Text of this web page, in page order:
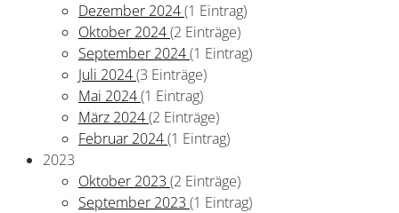
Dezember 2024(1 Eintrag)
Oktober 2024(2 Einträge)
September 2024(1 Eintrag)
Juli 2024(3 Einträge)
Mai 2024(1 Eintrag)
März 2024(2 Einträge)
Februar 2024(1 Eintrag)
2023
Oktober 2023 (2 Einträge)
September 2023 (1 Eintrag)